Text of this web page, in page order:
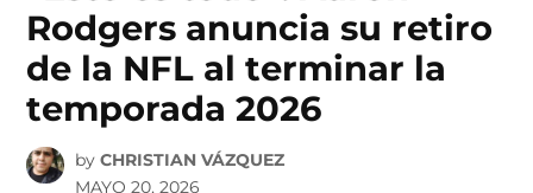
Rodgers anuncia su retiro
de la NFL al terminar la
temporada 2026
by CHRISTIAN VÁZQUEZ
MAYO 20, 2026